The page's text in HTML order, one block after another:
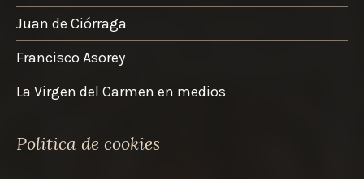
Juan de Ciórraga
Francisco Asorey
La Virgen del Carmen en medios
Politica de cookies